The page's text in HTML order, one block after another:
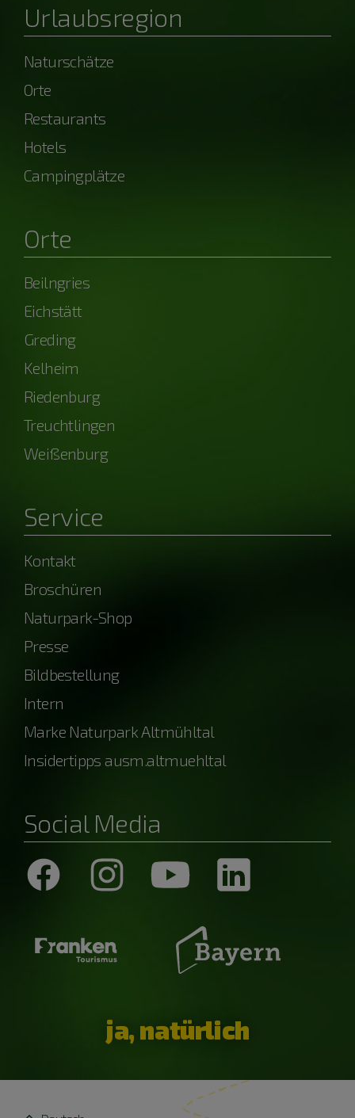
Urlaubsregion
Naturschätze
Orte
Restaurants
Hotels
Campingplätze
Orte
Beilngries
Eichstätt
Greding
Kelheim
Riedenburg
Treuchtlingen
Weißenburg
Service
Kontakt
Broschüren
Naturpark-Shop
Presse
Bildbestellung
Intern
Marke Naturpark Altmühltal
Insidertipps ausm.altmuehltal
Social Media
ja, natürlich